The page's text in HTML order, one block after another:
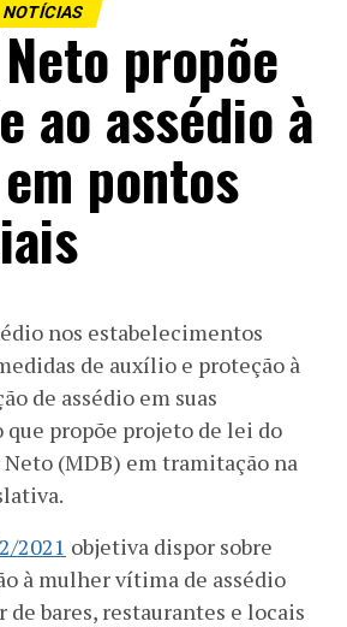
NOTÍCIAS
propõe
ao assédio à
pontos
nos estabelecimentos
de auxílio e proteção à
de assédio em suas
que propõe projeto de lei do
(MDB) em tramitação na
2021 objetiva dispor sobre
à mulher vítima de assédio
bares, restaurantes e locais